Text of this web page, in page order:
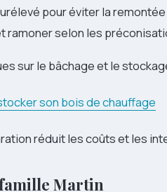
pour éviter la
ramoner selon les
sur le bâchage et le
son bois de chauffage
réduit les coûts et les
Martin